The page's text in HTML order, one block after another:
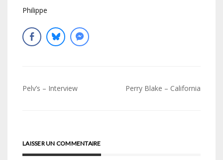
Philippe
Navigation
Pelv’s – Interview Perry Blake – California
LAISSER UN COMMENTAIRE